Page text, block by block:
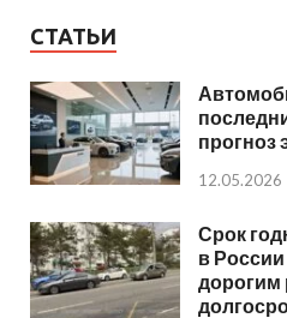
СТАТЬИ
прогноз
12.05.2026
Срок
в
дорогим